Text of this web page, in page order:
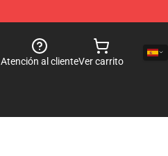
Atención al clienteVer carrito